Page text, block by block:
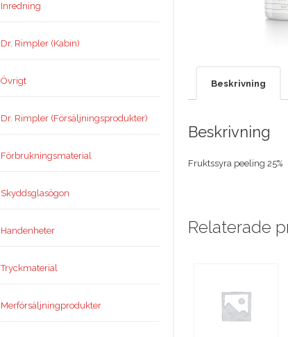
Beskrivning
Beskrivning
Fruktssyra peeling 25%
Relaterade
Inredning
Dr. Rimpler (Kabin)
Övrigt
Dr. Rimpler (Försäljningsprodukter)
Förbrukningsmaterial
Skyddsglasögon
Handenheter
Tryckmaterial
Merförsäljningprodukter